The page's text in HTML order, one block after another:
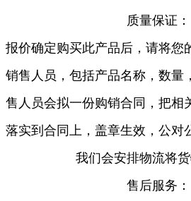
质量保证：
报价确定购买此产品后，请将您
销售人员，包括产品名称，数量
售人员会拟一份购销合同，把相
落实到合同上，盖章生效，公对
我们会安排物流将货
售后服务：